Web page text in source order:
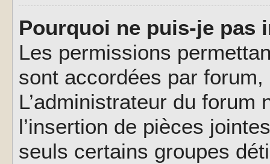
Pourquoi ne puis-je pas
Les permissions
sont accordées par
L’administrateur du forum
l’insertion de pièces
seuls certains groupes